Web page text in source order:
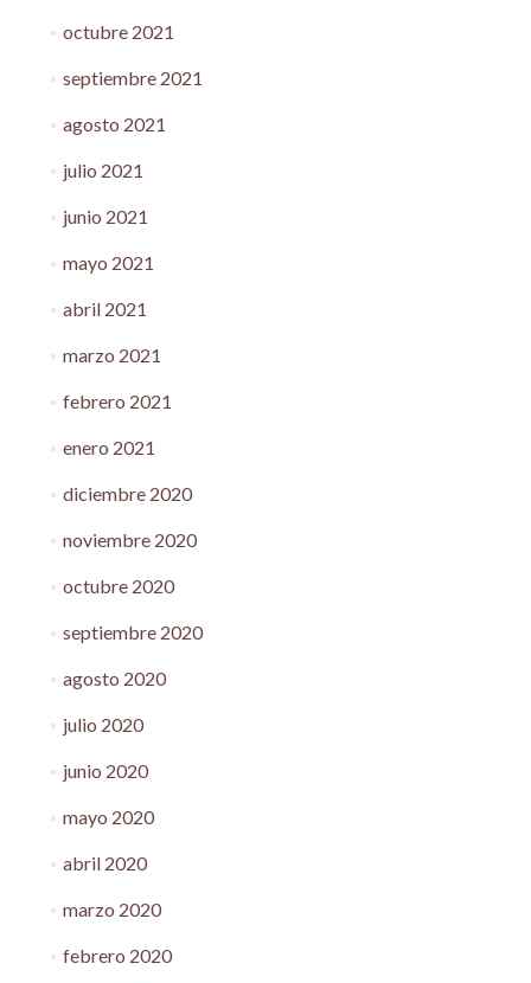
octubre 2021
septiembre 2021
agosto 2021
julio 2021
junio 2021
mayo 2021
abril 2021
marzo 2021
febrero 2021
enero 2021
diciembre 2020
noviembre 2020
octubre 2020
septiembre 2020
agosto 2020
julio 2020
junio 2020
mayo 2020
abril 2020
marzo 2020
febrero 2020